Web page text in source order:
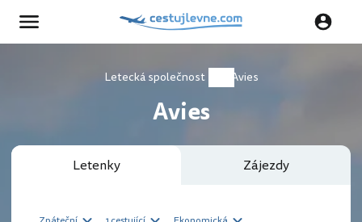
Letecká společnost Avies
Avies
Letenky Zájezdy